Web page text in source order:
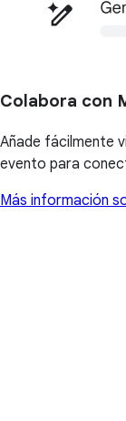
Colabora con
Añade fácilmente
evento para
Más información